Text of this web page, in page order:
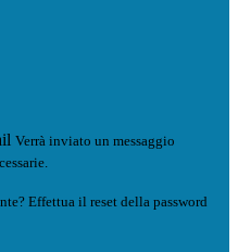
Verrà inviato un messaggio
Effettua il reset della password